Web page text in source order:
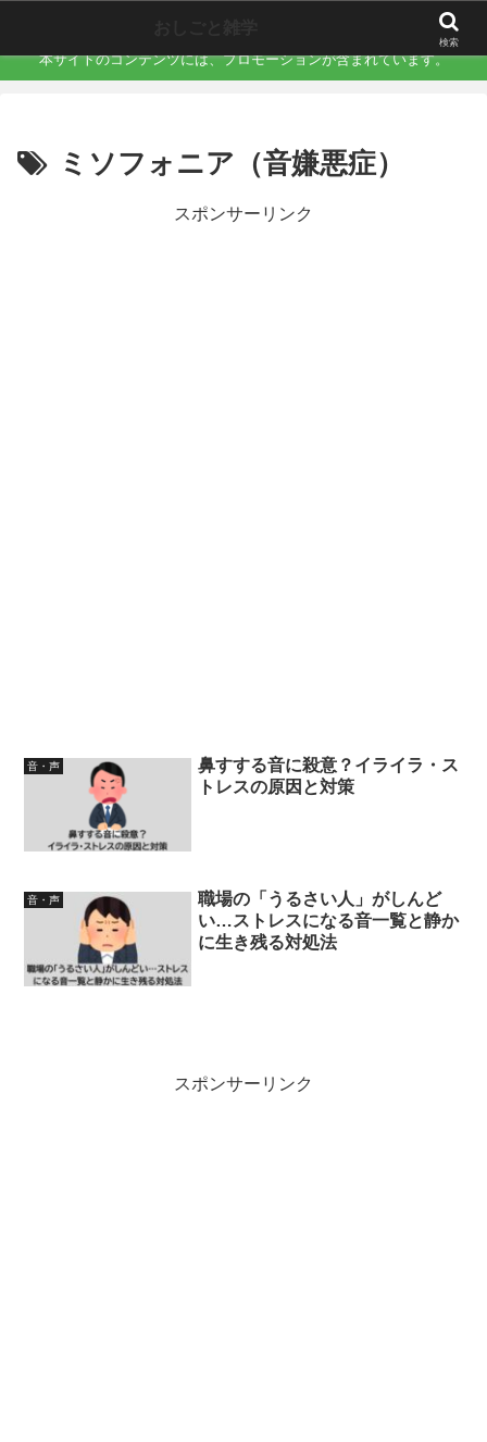
本サイトのコンテンツには、プロモーションが含まれています。
ミソフォニア（音嫌悪症）
スポンサーリンク
音・声
鼻すする音に殺意？イライラ・ス
トレスの原因と対策
音・声
職場の「うるさい人」がしんど
い…ストレスになる音一覧と静か
に生き残る対処法
スポンサーリンク
検索